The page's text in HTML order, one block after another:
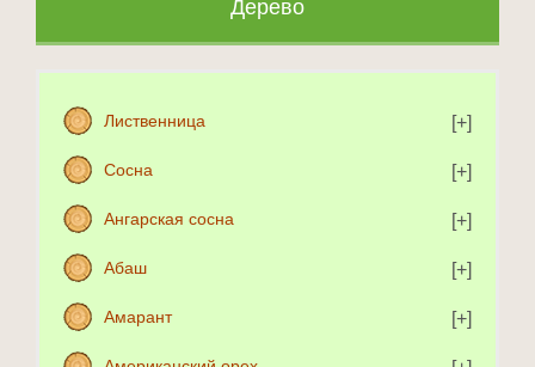
Дерево
Лиственница
Сосна
Ангарская сосна
Абаш
Амарант